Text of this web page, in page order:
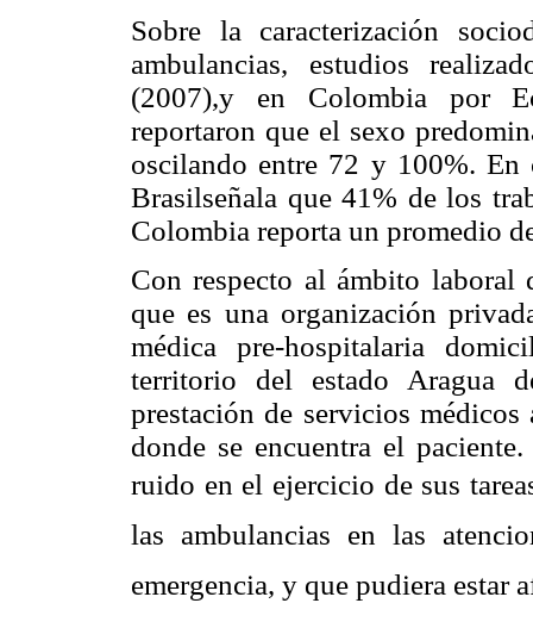
Sobre la caracterización
ambulancias, estudios
(2007),y en Colombia por
reportaron que el sexo
oscilando entre 72 y 100%. En
Brasilseñala que 41% de los
Colombia reporta un promedio
Con respecto al ámbito laboral
que es una organización
médica pre-hospitalaria
territorio del estado Aragua
prestación de servicios
donde se encuentra el
ruido en el ejercicio de sus
las ambulancias en las
emergencia, y que pudiera estar